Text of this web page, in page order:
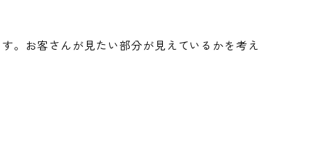
。お客さんが見たい部分が見えているかを考え